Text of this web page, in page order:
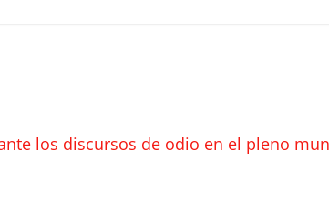
los discursos de odio en el pleno